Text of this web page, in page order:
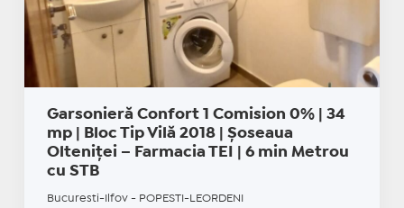
Garsonieră Confort 1 Comision 0% | 34
mp | Bloc Tip Vilă 2018 | Șoseaua
Olteniței – Farmacia TEI | 6 min Metrou
cu STB
Bucuresti-Ilfov - POPESTI-LEORDENI